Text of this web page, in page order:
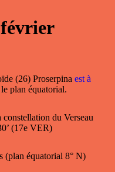
(26) Proserpinaest à
plan équatorial.
du Verseau
(17e VER)
(plan équatorial 8° N)